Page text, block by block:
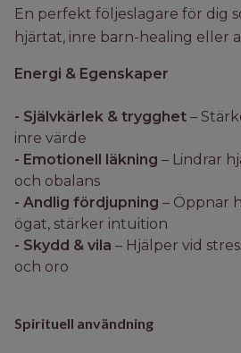
En perfekt följeslagare för dig
hjärtat, inre barn-healing eller
Energi & Egenskaper
- Självkärlek & trygghet –
inre värde
- Emotionell läkning – Lindrar
och obalans
- Andlig fördjupning – Öppnar
ögat, stärker intuition
- Skydd & vila – Hjälper vid
och oro
Spirituell användning